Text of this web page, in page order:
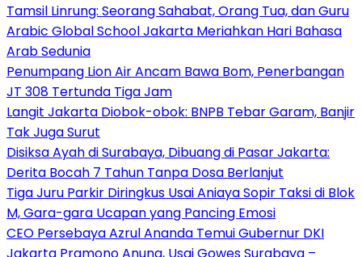
Tamsil Linrung: Seorang Sahabat, Orang Tua, dan Guru
Arabic Global School Jakarta Meriahkan Hari Bahasa
Arab Sedunia
Penumpang Lion Air Ancam Bawa Bom, Penerbangan
JT 308 Tertunda Tiga Jam
Langit Jakarta Diobok-obok: BNPB Tebar Garam, Banjir
Tak Juga Surut
Disiksa Ayah di Surabaya, Dibuang di Pasar Jakarta:
Derita Bocah 7 Tahun Tanpa Dosa Berlanjut
Tiga Juru Parkir Diringkus Usai Aniaya Sopir Taksi di Blok
M, Gara-gara Ucapan yang Pancing Emosi
CEO Persebaya Azrul Ananda Temui Gubernur DKI
Jakarta Pramono Anung, Usai Gowes Surabaya –